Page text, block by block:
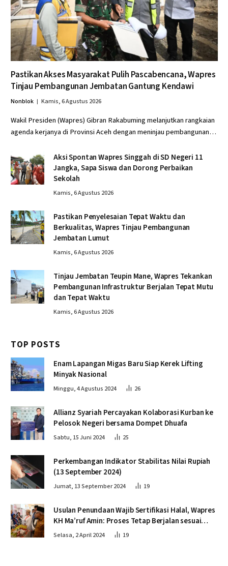
Pastikan Akses Masyarakat Pulih Pascabencana, Wapres
Tinjau Pembangunan Jembatan Gantung Kendawi
Nonblok Kamis, 6 Agustus 2026
Wakil Presiden (Wapres) Gibran Rakabuming melanjutkan rangkaian
agenda kerjanya di Provinsi Aceh dengan meninjau pembangunan…
Aksi Spontan Wapres Singgah di SD Negeri 11
Jangka, Sapa Siswa dan Dorong Perbaikan
Sekolah
Kamis, 6 Agustus 2026
Pastikan Penyelesaian Tepat Waktu dan
Berkualitas, Wapres Tinjau Pembangunan
Jembatan Lumut
Kamis, 6 Agustus 2026
Tinjau Jembatan Teupin Mane, Wapres Tekankan
Pembangunan Infrastruktur Berjalan Tepat Mutu
dan Tepat Waktu
Kamis, 6 Agustus 2026
TOP POSTS
Enam Lapangan Migas Baru Siap Kerek Lifting
Minyak Nasional
Minggu, 4 Agustus 2024 26
Allianz Syariah Percayakan Kolaborasi Kurban ke
Pelosok Negeri bersama Dompet Dhuafa
Sabtu, 15 Juni 2024 25
Perkembangan Indikator Stabilitas Nilai Rupiah
(13 September 2024)
Jumat, 13 September 2024 19
Usulan Penundaan Wajib Sertifikasi Halal, Wapres
KH Ma’ruf Amin: Proses Tetap Berjalan sesuai
Penahapan
Selasa, 2 April 2024 19